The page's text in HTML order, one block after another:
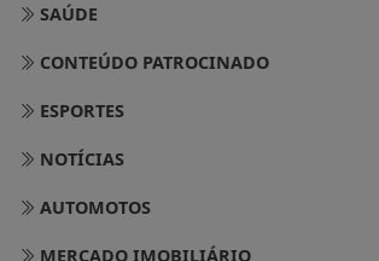
SAÚDE
CONTEÚDO PATROCINADO
ESPORTES
NOTÍCIAS
AUTOMOTOS
MERCADO IMOBILIÁRIO